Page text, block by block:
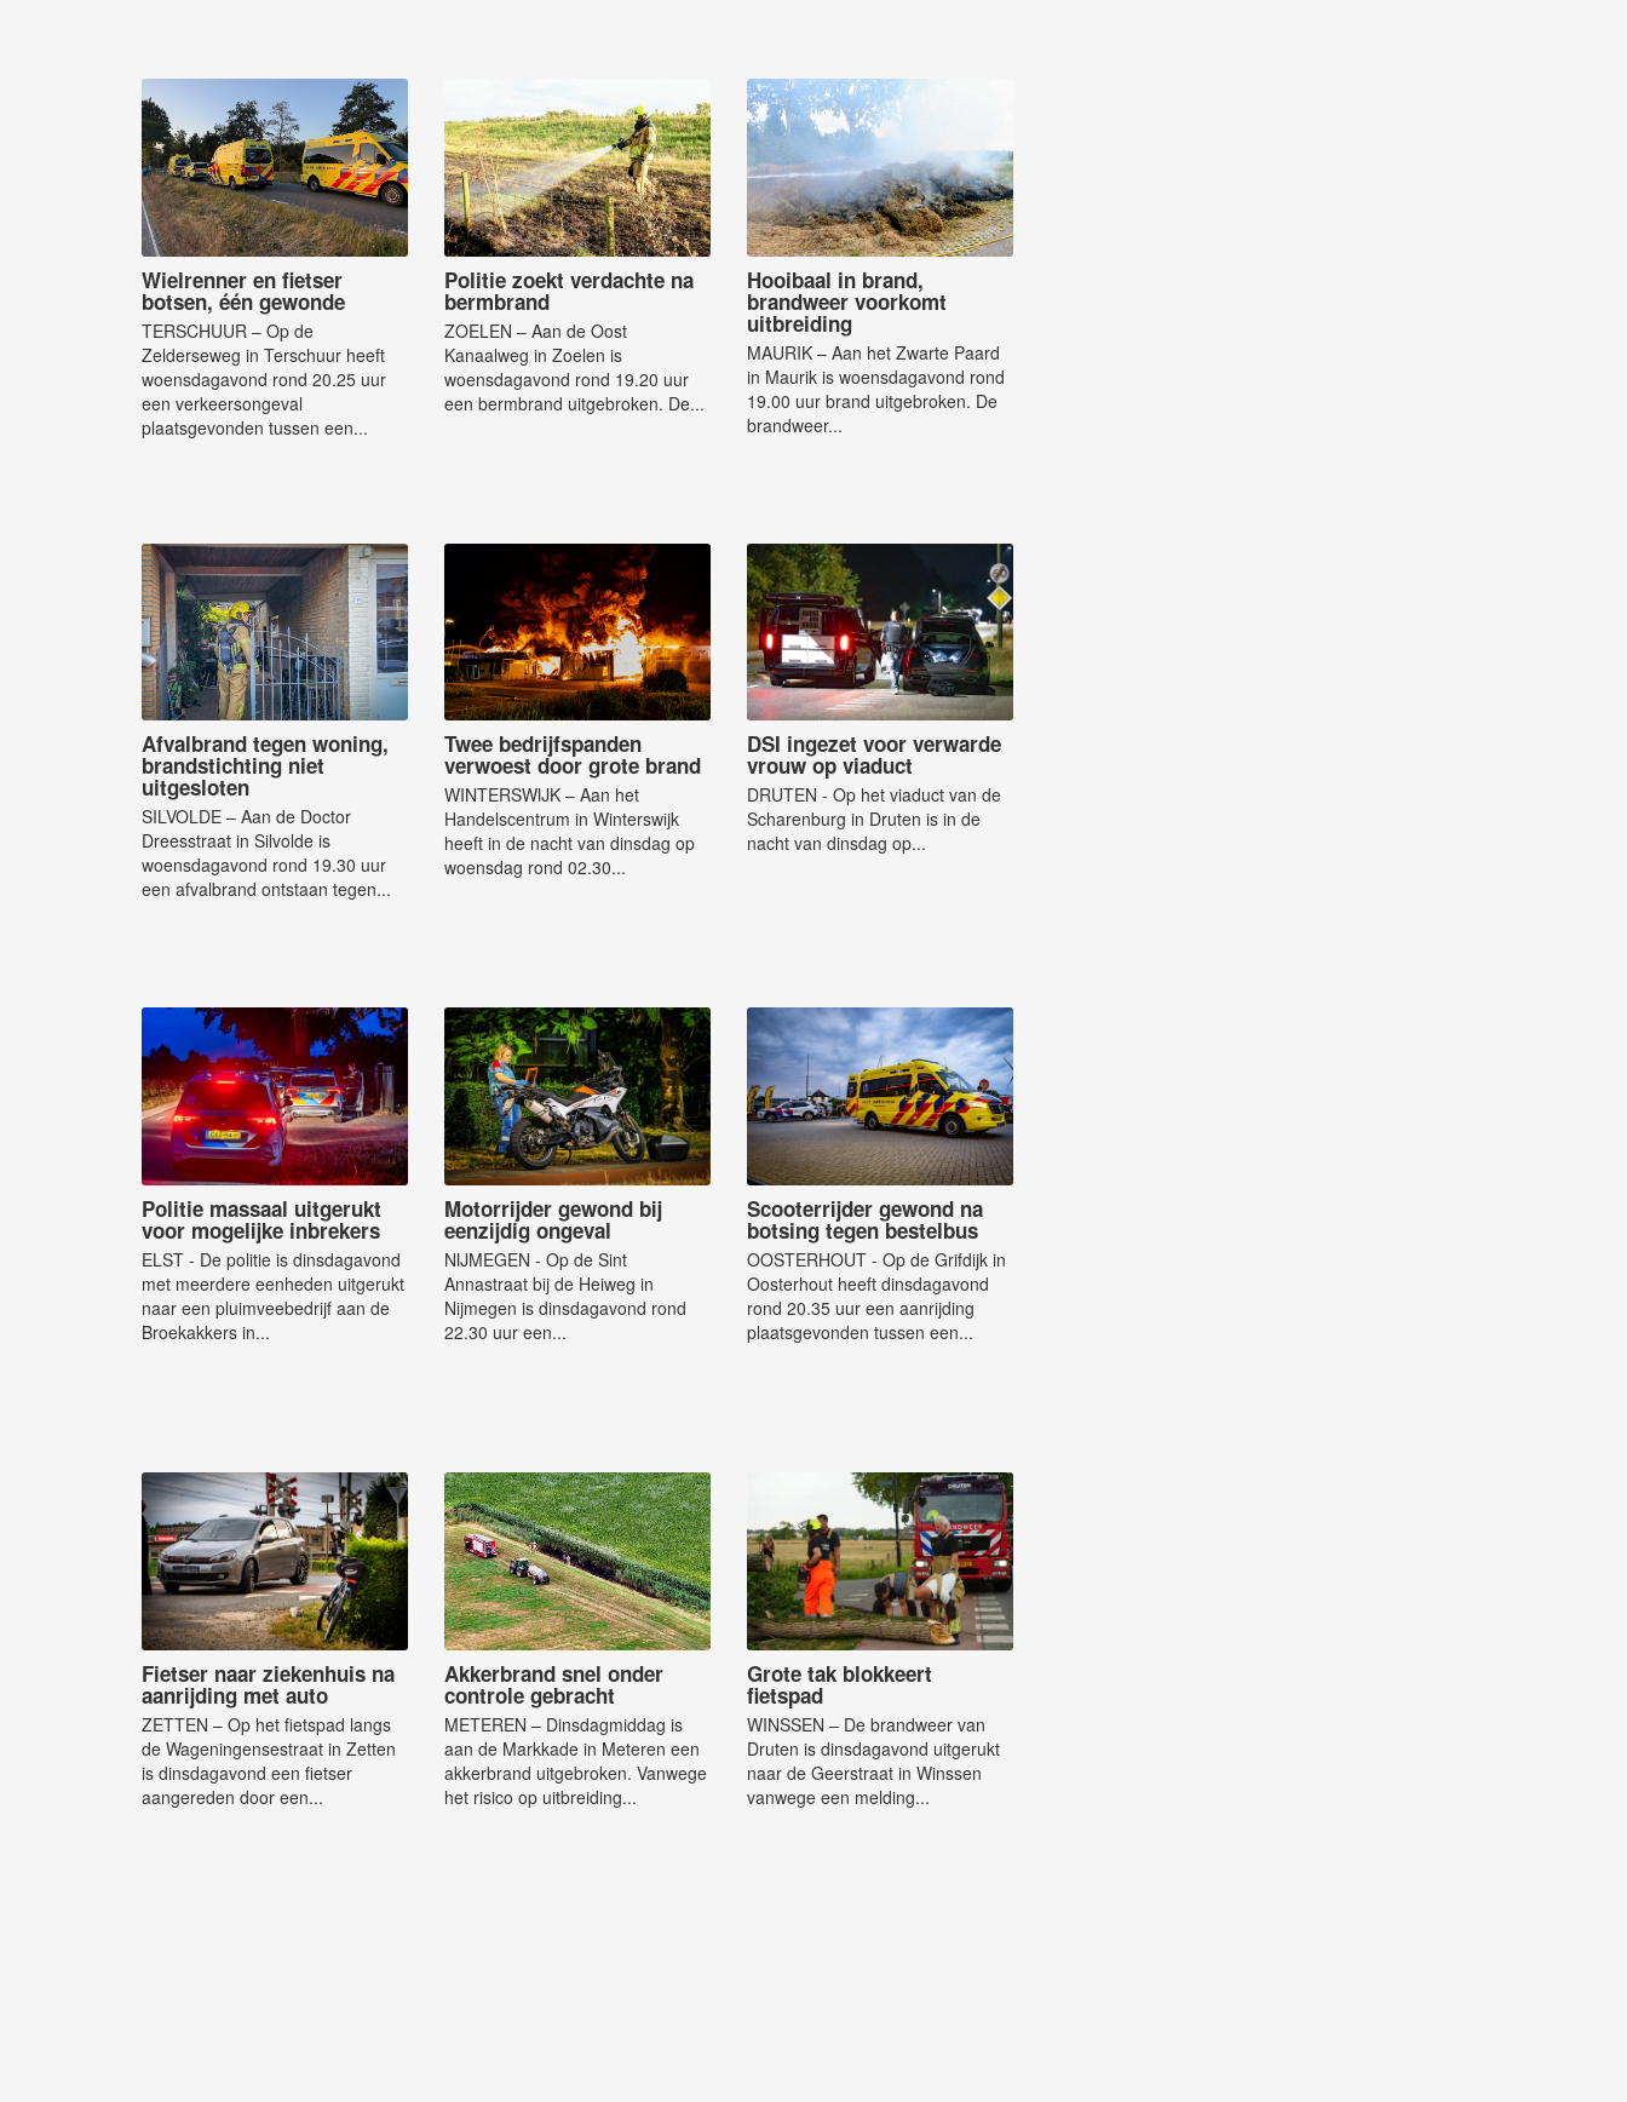
Wielrenner en fietser
botsen, één gewonde
TERSCHUUR – Op de
Zelderseweg in Terschuur heeft
woensdagavond rond 20.25 uur
een verkeersongeval
plaatsgevonden tussen een...
Politie zoekt verdachte na
bermbrand
ZOELEN – Aan de Oost
Kanaalweg in Zoelen is
woensdagavond rond 19.20 uur
een bermbrand uitgebroken. De...
Hooibaal in brand,
brandweer voorkomt
uitbreiding
MAURIK – Aan het Zwarte Paard
in Maurik is woensdagavond rond
19.00 uur brand uitgebroken. De
brandweer...
Afvalbrand tegen woning,
brandstichting niet
uitgesloten
SILVOLDE – Aan de Doctor
Dreesstraat in Silvolde is
woensdagavond rond 19.30 uur
een afvalbrand ontstaan tegen...
Twee bedrijfspanden
verwoest door grote brand
WINTERSWIJK – Aan het
Handelscentrum in Winterswijk
heeft in de nacht van dinsdag op
woensdag rond 02.30...
DSI ingezet voor verwarde
vrouw op viaduct
DRUTEN - Op het viaduct van de
Scharenburg in Druten is in de
nacht van dinsdag op...
Politie massaal uitgerukt
voor mogelijke inbrekers
ELST - De politie is dinsdagavond
met meerdere eenheden uitgerukt
naar een pluimveebedrijf aan de
Broekakkers in...
Motorrijder gewond bij
eenzijdig ongeval
NIJMEGEN - Op de Sint
Annastraat bij de Heiweg in
Nijmegen is dinsdagavond rond
22.30 uur een...
Scooterrijder gewond na
botsing tegen bestelbus
OOSTERHOUT - Op de Grifdijk in
Oosterhout heeft dinsdagavond
rond 20.35 uur een aanrijding
plaatsgevonden tussen een...
Fietser naar ziekenhuis na
aanrijding met auto
ZETTEN – Op het fietspad langs
de Wageningensestraat in Zetten
is dinsdagavond een fietser
aangereden door een...
Akkerbrand snel onder
controle gebracht
METEREN – Dinsdagmiddag is
aan de Markkade in Meteren een
akkerbrand uitgebroken. Vanwege
het risico op uitbreiding...
Grote tak blokkeert
fietspad
WINSSEN – De brandweer van
Druten is dinsdagavond uitgerukt
naar de Geerstraat in Winssen
vanwege een melding...